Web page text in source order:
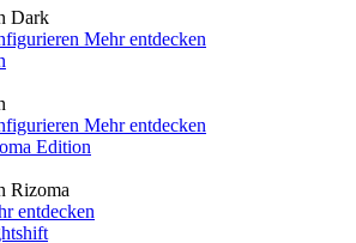
Dark
Mehr entdecken
Mehr entdecken
Edition
Rizoma
entdecken